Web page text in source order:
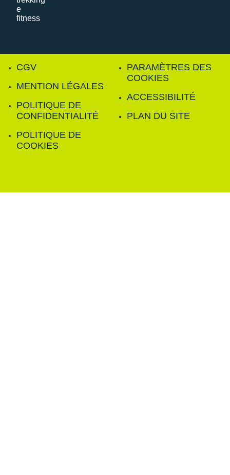
CGV
MENTION LÉGALES
POLITIQUE DE
CONFIDENTIALITÉ
POLITIQUE DE
COOKIES
PARAMÈTRES DES
COOKIES
ACCESSIBILITÉ
PLAN DU SITE